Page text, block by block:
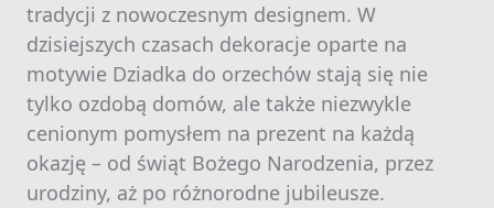
tradycji z nowoczesnym designem. W
dzisiejszych czasach dekoracje oparte na
motywie Dziadka do orzechów stają się nie
tylko ozdobą domów, ale także niezwykle
cenionym pomysłem na prezent na każdą
okazję – od świąt Bożego Narodzenia, przez
urodziny, aż po różnorodne jubileusze.